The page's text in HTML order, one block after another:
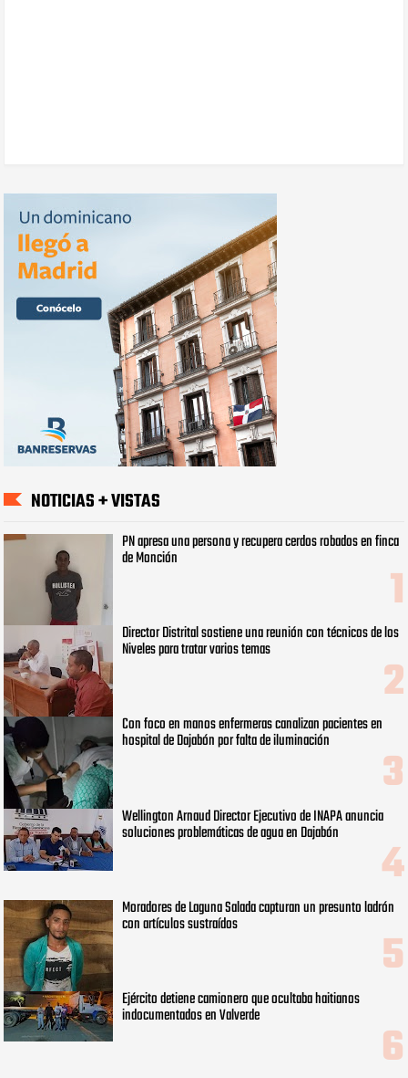
NOTICIAS + VISTAS
PN apresa una persona y recupera cerdos robados en finca
de Monción
Director Distrital sostiene una reunión con técnicos de los
Niveles para tratar varios temas
Con foco en manos enfermeras canalizan pacientes en
hospital de Dajabón por falta de iluminación
Wellington Arnaud Director Ejecutivo de INAPA anuncia
soluciones problemáticas de agua en Dajabón
Moradores de Laguna Salada capturan un presunto ladrón
con artículos sustraídos
Ejército detiene camionero que ocultaba haitianos
indocumentados en Valverde